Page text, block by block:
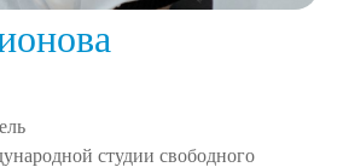
студии свободного